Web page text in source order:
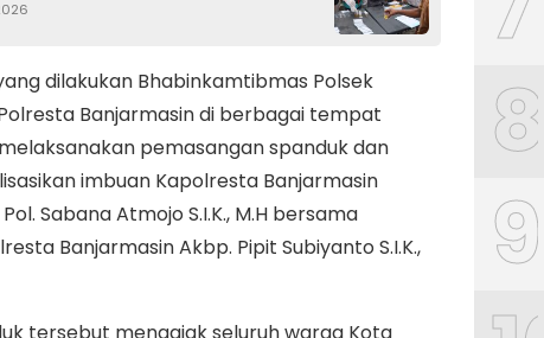
dilakukan Bhabinkamtibmas Polsek
Banjarmasin di berbagai tempat
pemasangan spanduk dan
imbuan Kapolresta Banjarmasin
Sabana Atmojo S.I.K., M.H bersama
Banjarmasin Akbp. Pipit Subiyanto S.I.K.,
8
9